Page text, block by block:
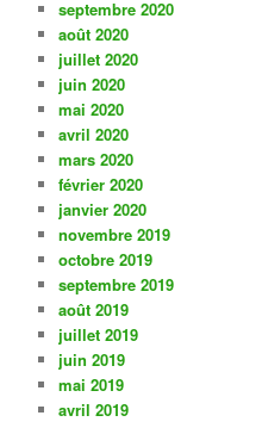
septembre 2020
août 2020
juillet 2020
juin 2020
mai 2020
avril 2020
mars 2020
février 2020
janvier 2020
novembre 2019
octobre 2019
septembre 2019
août 2019
juillet 2019
juin 2019
mai 2019
avril 2019